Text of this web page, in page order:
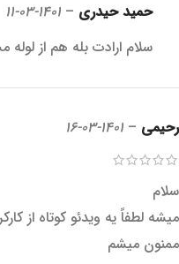
حمید حیدری –
1401-03-11
سلام ارادت بله هم از
رحیمی –
1401-03-16
سلام
میشه لطفاً یه ویدئو کوتاه از
ممنون میشم